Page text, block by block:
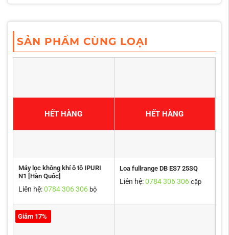
SẢN PHẨM CÙNG LOẠI
HẾT HÀNG
Máy lọc không khí ô tô IPURI
N1 [Hàn Quốc]
Liên hệ:0784 306 306 bộ
HẾT HÀNG
Loa fullrange DB ES7 25SQ
Liên hệ:0784 306 306cặp
Giảm 17%